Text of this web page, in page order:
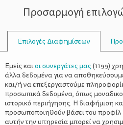
Προσαρμογή
Επιλογές Διαφημίσεων
Εμείς καιοι συνεργάτες μας (1199)
άλλα δεδομένα για να
και/ή να επεξεργαστούμε
προσωπικά δεδομένα, όπως
ιστορικό περιήγησης. Η διαφήμιση
προσωποποιηθούν βάσει του
αυτήν την υπηρεσία μπορεί να